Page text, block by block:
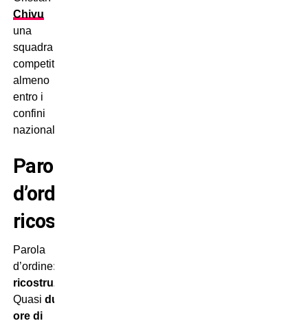
Chivu
una
squadra
competitiva
almeno
entro i
confini
nazionali!
Parola
d’ordine:
ricostruzione!
Parola
d’ordine:
ricostruzione
Quasi due
ore di